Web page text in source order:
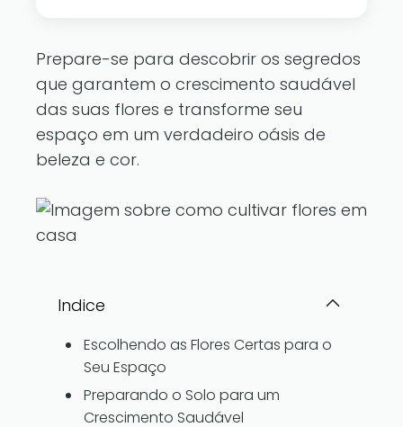
Prepare-se para descobrir os segredos
que garantem o crescimento saudável
das suas flores e transforme seu
espaço em um verdadeiro oásis de
beleza e cor.
Indice
Escolhendo as Flores Certas para o
Seu Espaço
Preparando o Solo para um
Crescimento Saudável